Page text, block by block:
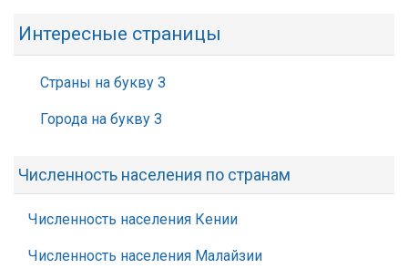
Интересные страницы
Страны на букву З
Города на букву З
Численность населения по странам
Численность населения Кении
Численность населения Малайзии